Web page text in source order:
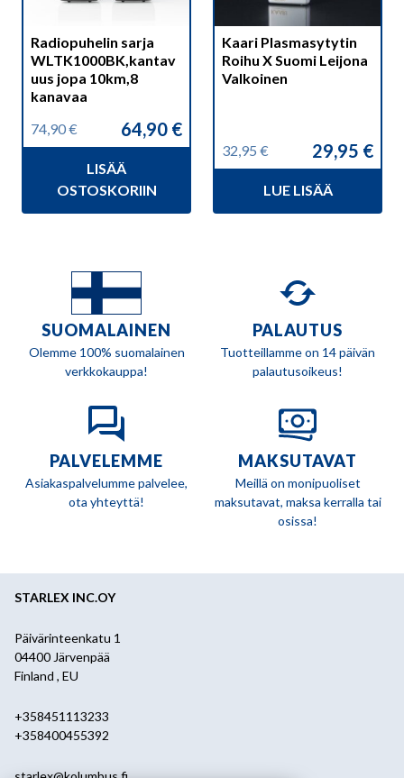
Radiopuhelin sarja
WLTK1000BK,kantav
uus jopa 10km,8
kanavaa
74,90€
Alkuperäinen
74,90 €.
64,90 €
Nykyinen
64,90 €.
LISÄÄ
OSTOSKORIIN
Kaari Plasmasytytin
Roihu X Suomi Leijona
Valkoinen
32,95 €
Alkuperäinen
32,95 €.
29,95 €
Nykyinen
29,95 €.
LUE LISÄÄ
SUOMALAINEN
Olemme 100% suomalainen
verkkokauppa!
PALAUTUS
Tuotteillamme on 14 päivän
palautusoikeus!
PALVELEMME
Asiakaspalvelumme palvelee,
ota yhteyttä!
MAKSUTAVAT
Meillä on monipuoliset
maksutavat, maksa kerralla tai
osissa!
STARLEX INC.OY
Päivärinteenkatu 1
04400 Järvenpää
Finland , EU
+358451113233
+358400455392